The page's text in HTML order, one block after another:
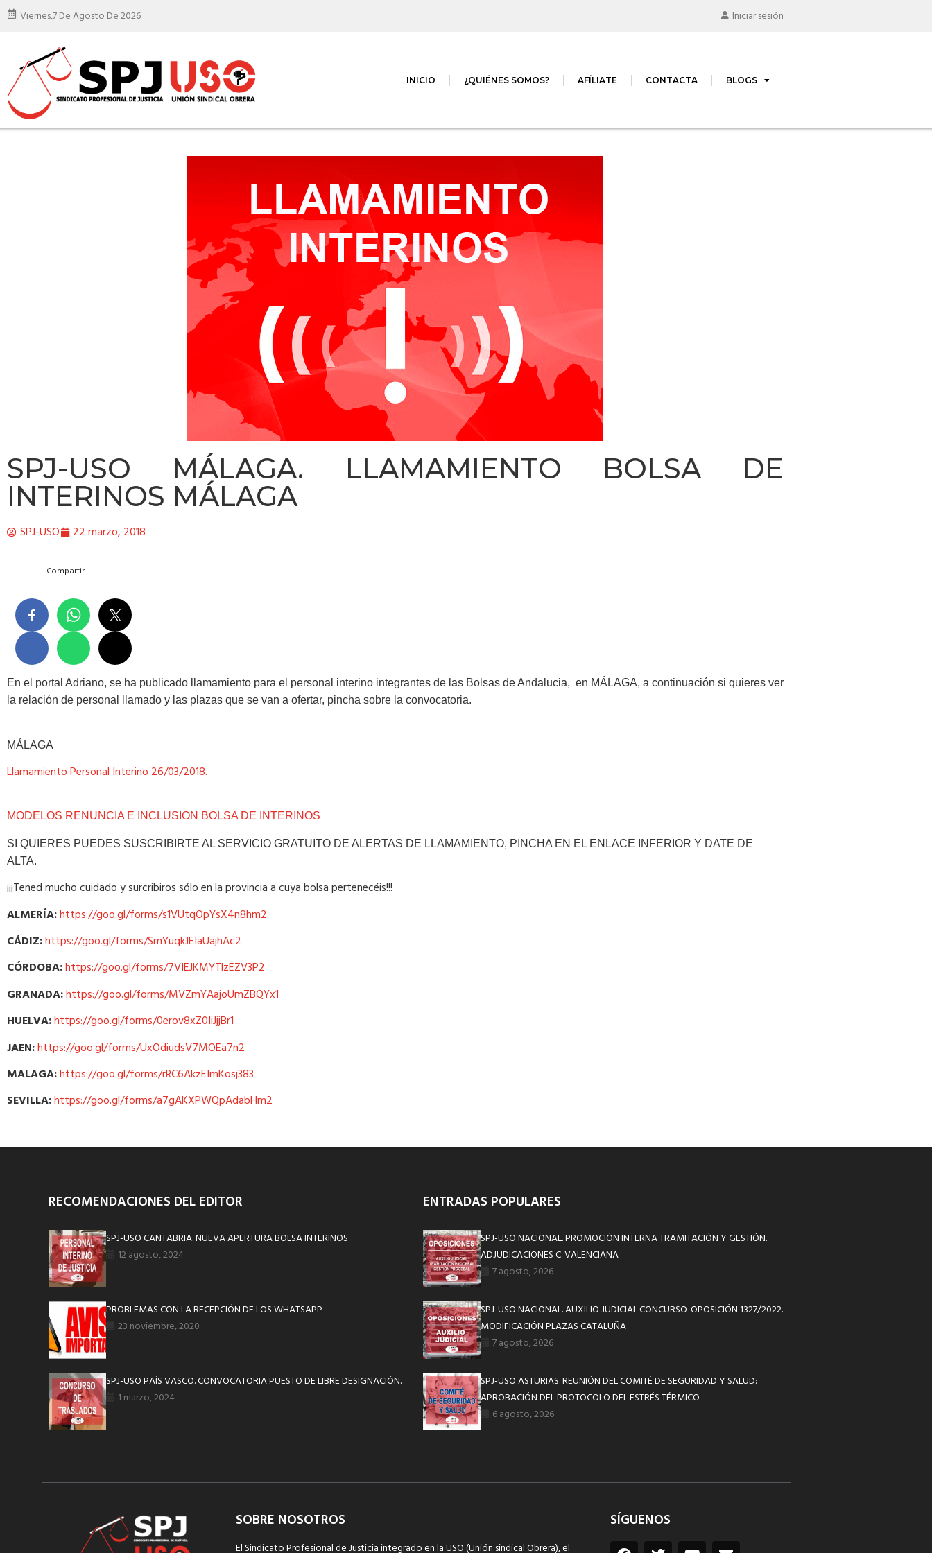
Viernes,7 De Agosto De 2026 Iniciar sesión
INICIO ¿QUIÉNES SOMOS? AFÍLIATE CONTACTA BLOGS
SPJ-USO MÁLAGA. LLAMAMIENTO BOLSA DE
INTERINOS MÁLAGA
SPJ-USO 22 marzo, 2018
Compartir….
En el portal Adriano, se ha publicado llamamiento para el personal interino integrantes de las Bolsas de Andalucia, en MÁLAGA, a continuación si quieres ver
la relación de personal llamado y las plazas que se van a ofertar, pincha sobre la convocatoria.
MÁLAGA
Llamamiento Personal Interino 26/03/2018.
MODELOS RENUNCIA E INCLUSION BOLSA DE INTERINOS
SI QUIERES PUEDES SUSCRIBIRTE AL SERVICIO GRATUITO DE ALERTAS DE LLAMAMIENTO, PINCHA EN EL ENLACE INFERIOR Y DATE DE
ALTA.
¡¡¡Tened mucho cuidado y surcribiros sólo en la provincia a cuya bolsa pertenecéis!!!
ALMERÍA:https://goo.gl/forms/s1VUtqOpYsX4n8hm2
CÁDIZ:https://goo.gl/forms/SmYuqkJEIaUajhAc2
CÓRDOBA:https://goo.gl/forms/7VIEJKMYTlzEZV3P2
GRANADA:https://goo.gl/forms/MVZmYAajoUmZBQYx1
HUELVA:https://goo.gl/forms/0erov8xZ0IiJjjBr1
JAEN:https://goo.gl/forms/UxOdiudsV7MOEa7n2
MALAGA:https://goo.gl/forms/rRC6AkzEImKosj383
SEVILLA:https://goo.gl/forms/a7gAKXPWQpAdabHm2
RECOMENDACIONES DEL EDITOR
SPJ-USO CANTABRIA. NUEVA APERTURA BOLSA INTERINOS
12 agosto, 2024
PROBLEMAS CON LA RECEPCIÓN DE LOS WHATSAPP
23 noviembre, 2020
SPJ-USO PAÍS VASCO. CONVOCATORIA PUESTO DE LIBRE DESIGNACIÓN.
1 marzo, 2024
ENTRADAS POPULARES
SPJ-USO NACIONAL. PROMOCIÓN INTERNA TRAMITACIÓN Y GESTIÓN.
ADJUDICACIONES C. VALENCIANA
7 agosto, 2026
SPJ-USO NACIONAL. AUXILIO JUDICIAL CONCURSO-OPOSICIÓN 1327/2022.
MODIFICACIÓN PLAZAS CATALUÑA
7 agosto, 2026
SPJ-USO ASTURIAS. REUNIÓN DEL COMITÉ DE SEGURIDAD Y SALUD:
APROBACIÓN DEL PROTOCOLO DEL ESTRÉS TÉRMICO
6 agosto, 2026
SOBRE NOSOTROS
El Sindicato Profesional de Justicia integrado en la USO (Unión sindical Obrera), el
SÍGUENOS